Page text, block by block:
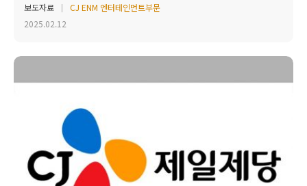
보도자료
CJ ENM 엔터테인먼트부문
2025.02.12